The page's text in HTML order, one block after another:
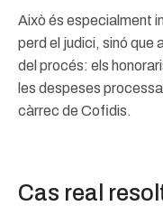
Això és especialment
perd el judici, sinó que
del procés: els
les despeses
càrrec de Cofidis.
Cas real